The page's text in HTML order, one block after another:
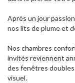
Après un jour
nos lits de plume et
Nos chambres
invités reviennent
des fenêtres
visuel.